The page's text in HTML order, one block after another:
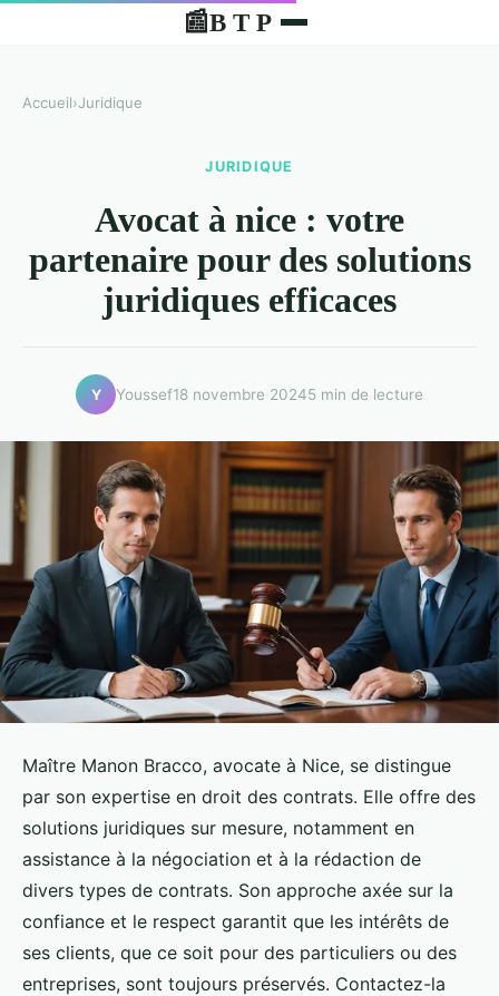
📰B T P
Accueil›Juridique
JURIDIQUE
Avocat à nice : votre
partenaire pour des solutions
juridiques efficaces
Y Youssef18 novembre 20245 min de lecture
Maître Manon Bracco, avocate à Nice, se distingue
par son expertise en droit des contrats. Elle offre des
solutions juridiques sur mesure, notamment en
assistance à la négociation et à la rédaction de
divers types de contrats. Son approche axée sur la
confiance et le respect garantit que les intérêts de
ses clients, que ce soit pour des particuliers ou des
entreprises, sont toujours préservés. Contactez-la